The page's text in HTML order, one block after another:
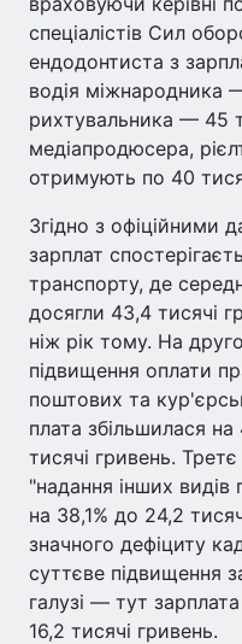
спеціалістів Сил
ендодонтиста з
водія міжнародника
рихтувальника — 45
медіапродюсера,
отримують по 40
Згідно з офіційними
зарплат
транспорту, де
досягли 43,4 тисячі
ніж рік тому. На
підвищення оплати
поштових та
плата збільшилася на
тисячі гривень.
"надання інших видів
на 38,1% до 24,2
значного дефіциту
суттєве підвищення
галузі — тут
16,2 тисячі гривень.